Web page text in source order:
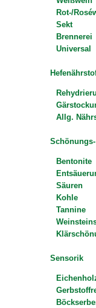
Rot-/
Sekt
Brennerei
Universal
Allg.
Bentonite
Säuren
Kohle
Tannine
Sensorik